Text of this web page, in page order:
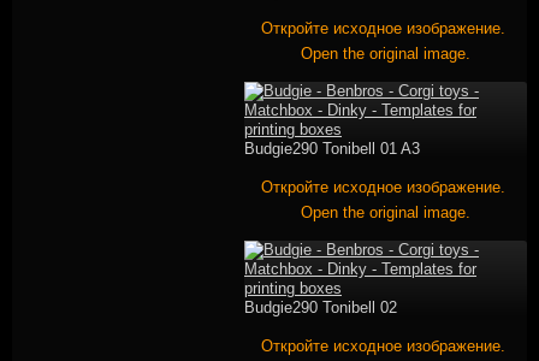
Откройте исходное изображение.
Open the original image.
Budgie290 Tonibell 01 A3
Откройте исходное изображение.
Open the original image.
Budgie290 Tonibell 02
Откройте исходное изображение.